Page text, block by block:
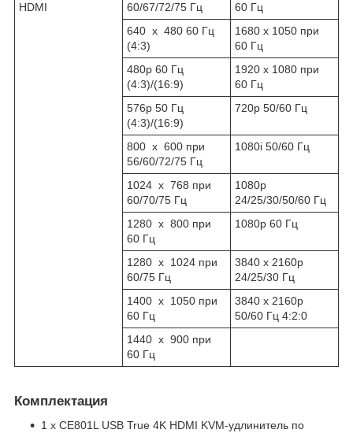
HDMI
60/67/72/75 Гц
60 Гц
640 x 480 60 Гц
(4:3)
1680 x 1050 при
60 Гц
480p 60 Гц
(4:3)/(16:9)
1920 x 1080 при
60 Гц
576p 50 Гц
(4:3)/(16:9)
720p 50/60 Гц
800 x 600 при
56/60/72/75 Гц
1080i 50/60 Гц
1024 x 768 при
60/70/75 Гц
1080p
24/25/30/50/60 Гц
1280 x 800 при
60 Гц
1080p 60 Гц
1280 x 1024 при
60/75 Гц
3840 x 2160p
24/25/30 Гц
1400 x 1050 при
60 Гц
3840 x 2160p
50/60 Гц 4:2:0
1440 x 900 при
60 Гц
Комплектация
1 x CE801L USB True 4K HDMI KVM-удлинитель по